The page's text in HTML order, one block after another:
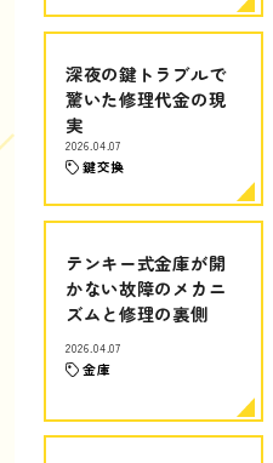
深夜の鍵トラブルで
驚いた修理代金の現
実
2026.04.07
鍵交換
テンキー式金庫が開
かない故障のメカニ
ズムと修理の裏側
2026.04.07
金庫